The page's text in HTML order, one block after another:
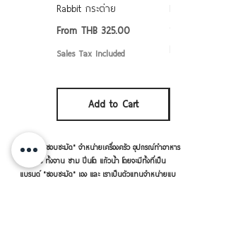
at high temperature more than 600
coating on the top that prevents them
guarantee as food grade
该材料是厚的钢以及涂料安全
Rabbit กระต่าย
From THB 325.00
Sale Price
Sales Tax Included
Add to Cart
แบรนด์ "ชอบชะมัด" จำหน่ายเครื่องครัว อุปกรณ์ทำอาหาร
ใส่อาหาร ทั้งจาน ชาม ปิ่นโต แก้วน้ำ โดยจะมีทั้งที่เป็น
แบรนด์ "ชอบชะมัด" เอง และ เราเป็นตัวแทนจำหน่ายแบ